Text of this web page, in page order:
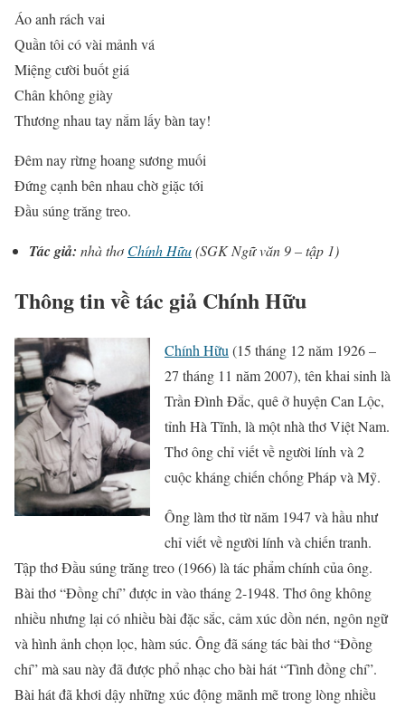
Áo anh rách vai
Quần tôi có vài mảnh vá
Miệng cười buốt giá
Chân không giày
Thương nhau tay nắm lấy bàn tay!
Đêm nay rừng hoang sương muối
Đứng cạnh bên nhau chờ giặc tới
Đầu súng trăng treo.
Tác giả: nhà thơ Chính Hữu(SGK Ngữ văn 9 – tập 1)
Thông tin về tác giả Chính Hữu
Chính Hữu (15 tháng 12 năm 1926 –
27 tháng 11 năm 2007), tên khai sinh là
Trần Đình Đắc, quê ở huyện Can Lộc,
tỉnh Hà Tĩnh, là một nhà thơ Việt Nam.
Thơ ông chỉ viết về người lính và 2
cuộc kháng chiến chống Pháp và Mỹ.
Ông làm thơ từ năm 1947 và hầu như
chỉ viết về người lính và chiến tranh.
Tập thơ Đầu súng trăng treo (1966) là tác phẩm chính của ông.
Bài thơ “Đồng chí” được in vào tháng 2-1948. Thơ ông không
nhiều nhưng lại có nhiều bài đặc sắc, cảm xúc dồn nén, ngôn ngữ
và hình ảnh chọn lọc, hàm súc. Ông đã sáng tác bài thơ “Đồng
chí” mà sau này đã được phổ nhạc cho bài hát “Tình đồng chí”.
Bài hát đã khơi dậy những xúc động mãnh mẽ trong lòng nhiều